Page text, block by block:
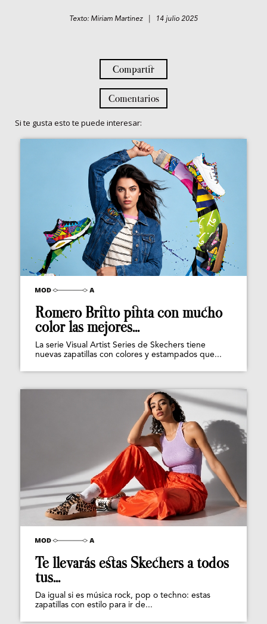
Texto: Miriam Martinez | 14 julio 2025
Compartir
Comentarios
Si te gusta esto te puede interesar:
Romero Britto pinta con mucho
color las mejores...
La serie Visual Artist Series de Skechers tiene
nuevas zapatillas con colores y estampados que...
Te llevarás estas Skechers a todos
tus...
Da igual si es música rock, pop o techno: estas
zapatillas con estilo para ir de...